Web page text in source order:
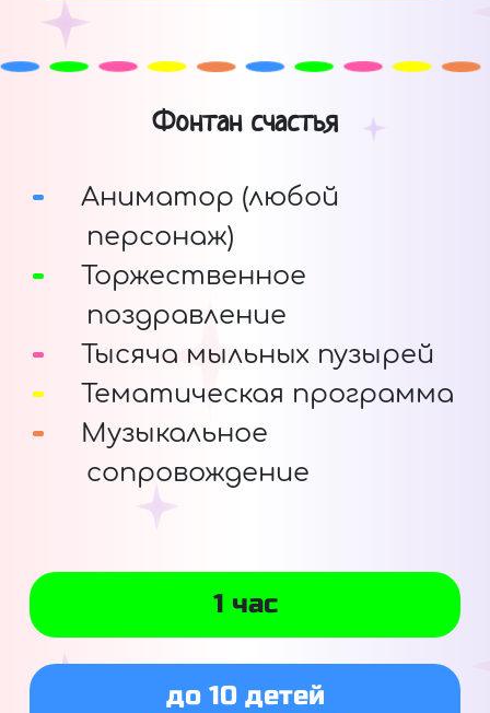
Фонтан счастья
Аниматор (любой
персонаж)
Торжественное
поздравление
Тысяча мыльных пузырей
Тематическая программа
Музыкальное
сопровождение
1 час
до 10 детей